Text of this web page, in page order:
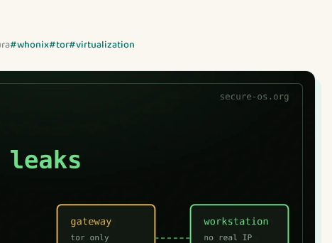
#whonix#tor#virtualization